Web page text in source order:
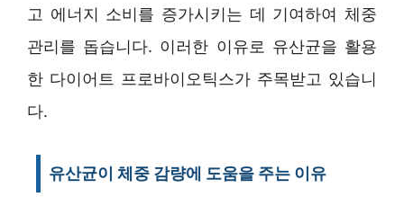
고 에너지 소비를 증가시키는 데 기여하여 체중
관리를 돕습니다. 이러한 이유로 유산균을 활용
한 다이어트 프로바이오틱스가 주목받고 있습니
다.
유산균이 체중 감량에 도움을 주는 이유